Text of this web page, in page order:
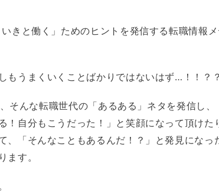
きと働く」ためのヒントを発信する転職情報
もうまくいくことばかりではないはず…！！？？
そんな転職世代の「あるある」ネタを発信し、
自分もこうだった！」と笑顔になって頂けた
「そんなこともあるんだ！？」と発見になっ
ます。